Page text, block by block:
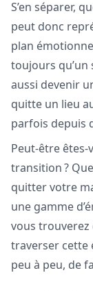
S’en séparer,
peut donc
plan
toujours qu’un
aussi devenir
quitte un lieu
parfois depuis
Peut-être
transition ?
quitter votre
une gamme
vous trouverez
traverser cette
peu à peu, de